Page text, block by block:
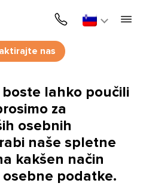
nas
lahko poučili
za
osebnih
naše spletne
kakšen način
podatke.